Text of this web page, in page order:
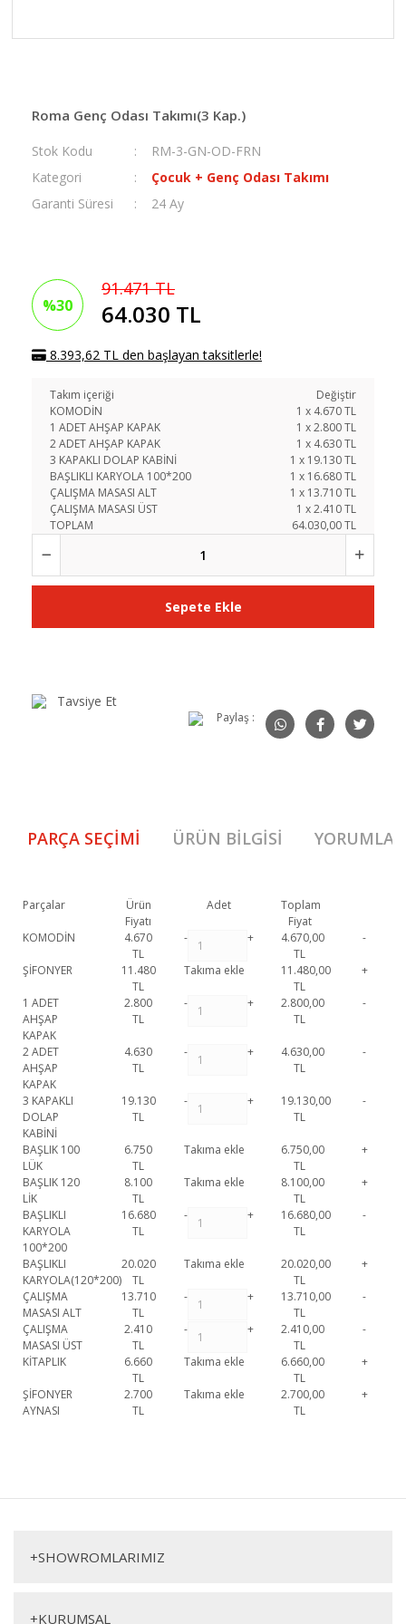
Roma Genç Odası Takımı(3 Kap.)
Stok Kodu
RM-3-GN-OD-FRN
Kategori
Çocuk + Genç Odası Takımı
Garanti Süresi
24 Ay
%30
91.471 TL
64.030 TL
8.393,62 TL den başlayan taksitlerle!
Takım içeriği
Değiştir
KOMODİN
1 x 4.670TL
1 ADET AHŞAP KAPAK
1 x2.800TL
2 ADET AHŞAP KAPAK
1 x 4.630TL
3 KAPAKLI DOLAP KABİNİ
1 x 19.130TL
BAŞLIKLI KARYOLA 100*200
1 x 16.680TL
ÇALIŞMA MASASI ALT
1 x 13.710TL
ÇALIŞMA MASASI ÜST
1 x2.410TL
TOPLAM
64.030,00 TL
Sepete Ekle
Tavsiye Et
Paylaş :
PARÇA SEÇIMI ÜRÜN BILGISI YORUMLAR
Parçalar
Ürün
Fiyatı
Adet
Toplam
Fiyat
KOMODİN
4.670
TL
- +
4.670,00
TL
-
ŞİFONYER
11.480
TL
Takıma ekle
11.480,00
TL
+
1 ADET
AHŞAP
KAPAK
2.800
TL
- +
2.800,00
TL
-
2 ADET
AHŞAP
KAPAK
4.630
TL
- +
4.630,00
TL
-
3 KAPAKLI
DOLAP
KABİNİ
19.130
TL
- +
19.130,00
TL
-
BAŞLIK 100
LÜK
6.750
TL
Takıma ekle
6.750,00
TL
+
BAŞLIK 120
LİK
8.100
TL
Takıma ekle
8.100,00
TL
+
BAŞLIKLI
KARYOLA
100*200
16.680
TL
- +
16.680,00
TL
-
BAŞLIKLI
KARYOLA(120*200)
20.020
TL
Takıma ekle
20.020,00
TL
+
ÇALIŞMA
MASASI ALT
13.710
TL
- +
13.710,00
TL
-
ÇALIŞMA
MASASI ÜST
2.410
TL
- +
2.410,00
TL
-
KİTAPLIK
6.660
TL
Takıma ekle
6.660,00
TL
+
ŞİFONYER
AYNASI
2.700
TL
Takıma ekle
2.700,00
TL
+
Üç Kapılı Gardırop
+SHOWROMLARIMIZ
+KURUMSAL